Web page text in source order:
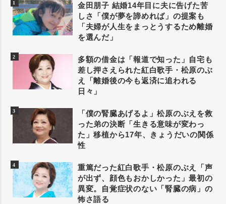
金田朋子 結婚14年目に夫に告げた苦
しさ「僕が夢を諦めれば」の提案も
「夫婦が人生をまっとうするため離婚
を選んだ」
多額の借金は「報道で知った」自宅も
差し押さえられた紅白歌手・松原のぶ
え「離婚後の今も返済に追われる
日々」
「僕の腎臓あげるよ」松原のぶえを救
った弟の決断「生きる意味が変わっ
た」移植から17年、きょうだいの関係
性
重篤だった紅白歌手・松原のぶえ「声
が出ず、顔色もおかしかった」最初の
異変。自覚症状のない「腎臓の病」の
怖さ語る